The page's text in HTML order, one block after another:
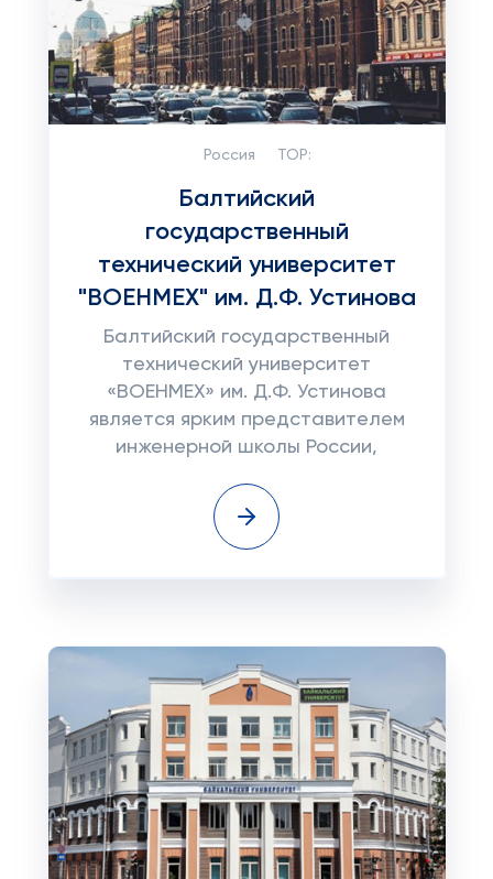
Россия TOP:
Балтийский
государственный
технический университет
"ВОЕНМЕХ" им. Д.Ф. Устинова
Балтийский государственный
технический университет
«ВОЕНМЕХ» им. Д.Ф. Устинова
является ярким представителем
инженерной школы России,